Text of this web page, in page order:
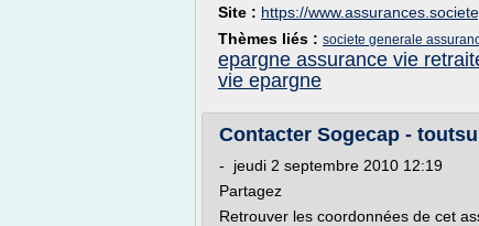
Site : https://
Thèmes liés : societe generale
epargne assurance vie
vie epargne
Contacter Sogecap -
- jeudi 2 septembre 2010 12:19
Partagez
Retrouver les coordonnées de cet